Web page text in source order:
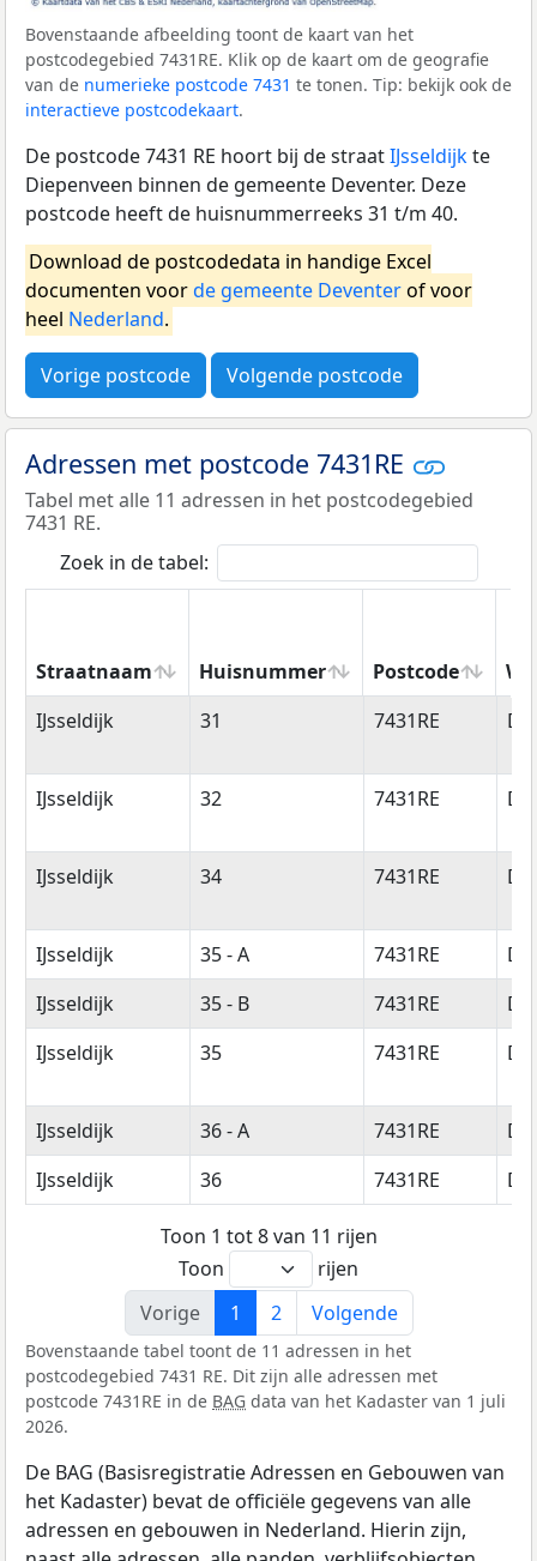
Bovenstaande afbeelding toont de kaart van het
postcodegebied 7431RE. Klik op de kaart om de geografie
van de numerieke postcode 7431 te tonen. Tip: bekijk ook de
interactieve postcodekaart.
De postcode 7431 RE hoort bij de straatIJsseldijkte
Diepenveen binnen de gemeente Deventer. Deze
postcode heeft de huisnummerreeks 31 t/m 40.
Download de postcodedata in handige Excel
documenten voorde gemeente Deventerof voor
heel Nederland.
Vorige postcode Volgende postcode
Adressen met postcode 7431RE
Tabel met alle 11 adressen in het postcodegebied
7431 RE.
Zoek in de tabel:
Straatnaam Huisnummer Postcode
Straatnaam
Huisnummer Postcode
IJsseldijk 31 7431RE
IJsseldijk 32 7431RE
IJsseldijk 34 7431RE
IJsseldijk 35 - A 7431RE
IJsseldijk
35 - B 7431RE
IJsseldijk
35 7431RE
IJsseldijk 36 - A 7431RE
IJsseldijk
36 7431RE
Toon 1 tot 8 van 11 rijen
Toon
rijen
Vorige
1 2 Volgende
Bovenstaande tabel toont de 11 adressen in het
postcodegebied 7431 RE. Dit zijn alle adressen met
postcode 7431RE in de BAG data van het Kadaster van 1 juli
2026.
De BAG (Basisregistratie Adressen en Gebouwen van
het Kadaster) bevat de officiële gegevens van alle
adressen en gebouwen in Nederland. Hierin zijn,